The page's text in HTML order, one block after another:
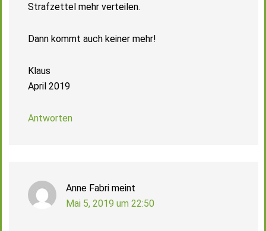
Strafzettel mehr verteilen.
Dann kommt auch keiner mehr!
Klaus
April 2019
Antworten
Anne Fabri meint
Mai 5, 2019 um 22:50